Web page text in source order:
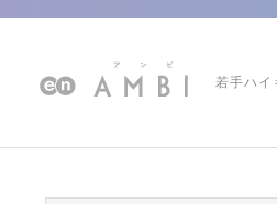
若手ハ